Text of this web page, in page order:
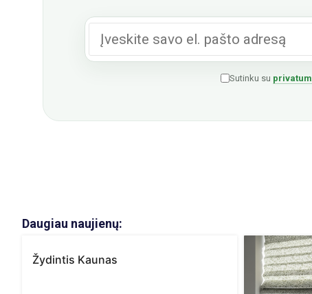
Sutinku su
Daugiau naujienų:
Žydintis Kaunas